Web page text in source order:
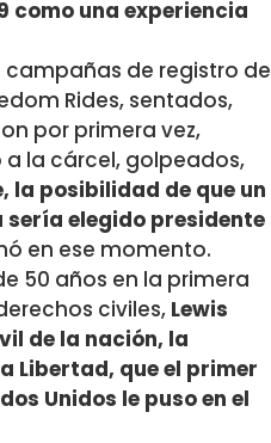
como una experiencia
de registro de
Rides, sentados,
por primera vez,
la cárcel, golpeados,
la posibilidad de que un
elegido presidente
en ese momento.
50 años en la primera
civiles, Lewis
de la nación, la
Libertad, que el primer
Unidos le puso en el